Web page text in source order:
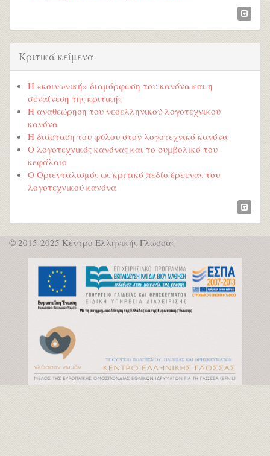
Κριτικά κείμενα
Η «κοινωνική» διαμόρφωση του κανόνα και η
συναίνεση της κριτικής
Η αναθεώρηση του νεοελληνικού λογοτεχνικού
κανόνα
Η διάσταση του φύλου στον λογοτεχνικό κανόνα
Ο λογοτεχνικός κανόνας και το συμβολικό του
κεφάλαιο
Ο Οριενταλισμός ως κριτικό πεδίο έρευνας του
λογοτεχνικού κανόνα
© 2015-2025 Κέντρο Ελληνικής Γλώσσας